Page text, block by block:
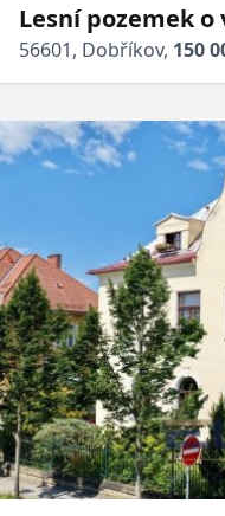
Lesní pozemek o
1/1, katastrální
Dobříkov, obec s
56601, Dobříkov, 150